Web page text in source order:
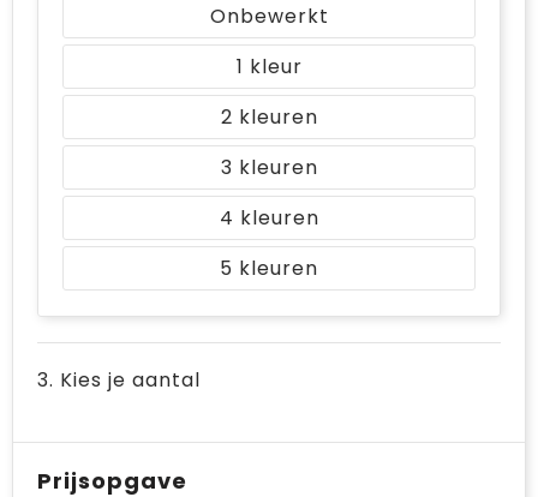
Onbewerkt
1
2
3
4
5
3. Kies je aantal
Prijsopgave